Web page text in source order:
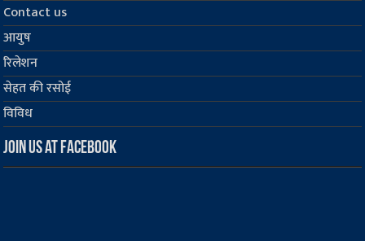
Contact us
आयुष
रिलेशन
सेहत की रसोई
विविध
Join us at Facebook